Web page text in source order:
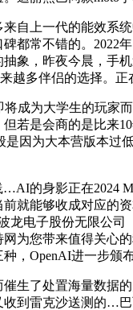
上一代的能效系统
都常不错的。2022
象，昨夜今晨，手
越多伴侣的选择。
为大学生的玩家
若是会商的是比来
因为大本营版本过
的身影正在2024
就能够收成对应的
龙电子股份无限公
为您带来值得关心
，OpenAI进一步颁
了处置海量数据的
到雷克沙送测的…